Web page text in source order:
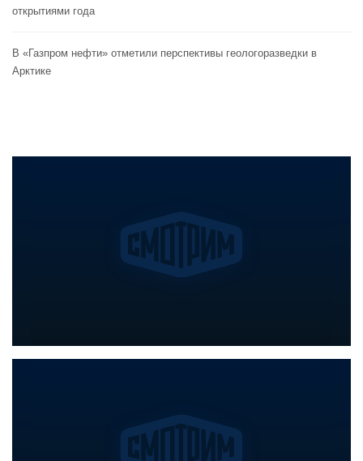
открытиями года
В «Газпром нефти» отметили перспективы геологоразведки в
Арктике